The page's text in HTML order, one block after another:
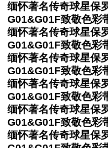
缅怀著名传奇球星保
G01&G01F致敬色彩
缅怀著名传奇球星保
G01&G01F致敬色彩
缅怀著名传奇球星保
G01&G01F致敬色彩
缅怀著名传奇球星保
G01&G01F致敬色彩
缅怀著名传奇球星保
G01&G01F致敬色彩
缅怀著名传奇球星保